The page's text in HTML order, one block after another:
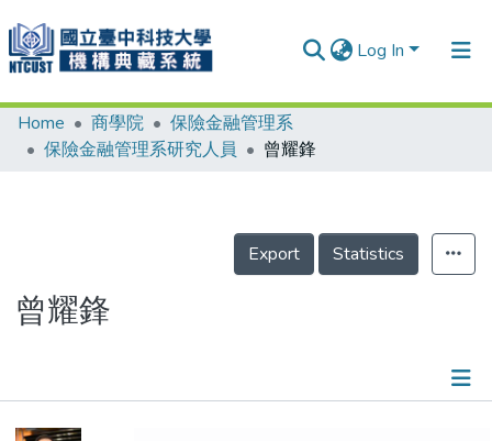
Log In
Communities & Collections
Organizations
Home 商學院
保險金融管理系
保險金融管理系研究人員
曾耀鋒
Export Statistics
曾耀鋒